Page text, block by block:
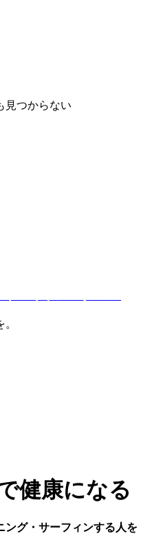
見つからない
健康になる
ング・サーフィンする⼈を